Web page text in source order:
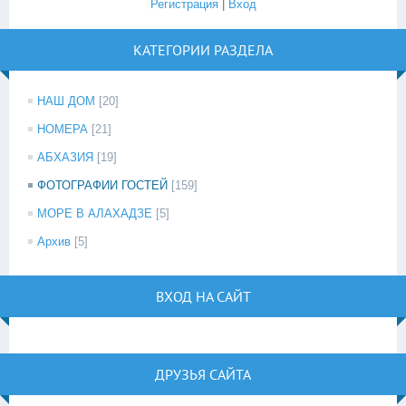
Регистрация| Вход
КАТЕГОРИИ РАЗДЕЛА
НАШ ДОМ [20]
НОМЕРА [21]
АБХАЗИЯ [19]
ФОТОГРАФИИ ГОСТЕЙ [159]
МОРЕ В АЛАХАДЗЕ [5]
Архив [5]
ВХОД НА САЙТ
ДРУЗЬЯ САЙТА